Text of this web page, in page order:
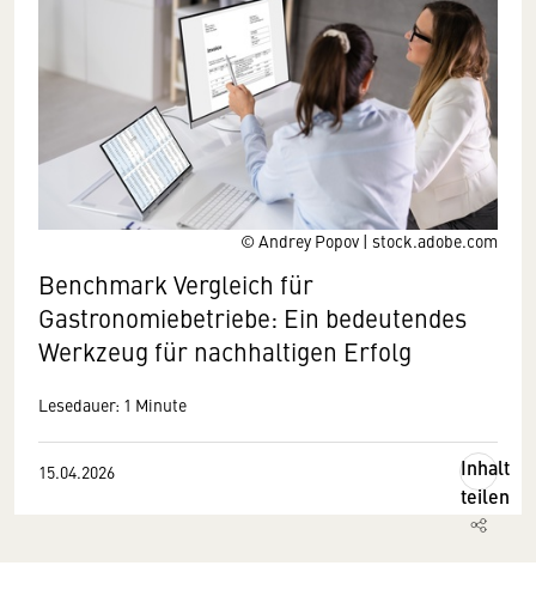
© Andrey Popov | stock.adobe.com
Benchmark Vergleich für
Gastronomiebetriebe: Ein bedeutendes
Werkzeug für nachhaltigen Erfolg
Lesedauer: 1 Minute
15.04.2026
Inhalt
teilen